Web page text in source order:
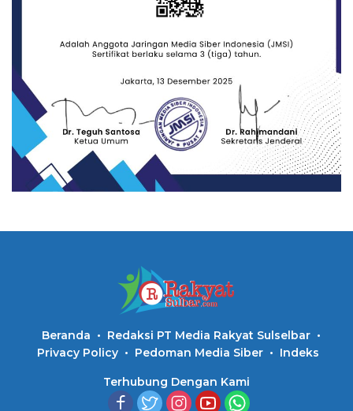
Beranda
Redaksi PT Media Rakyat Sulselbar
Privacy Policy
Pedoman Media Siber Indeks
Terhubung Dengan Kami